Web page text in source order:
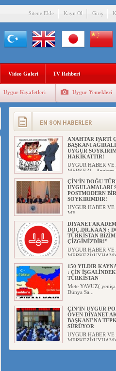
Sitene Ekle Kayıt Ol Giriş
Video Galeri TV Rehberi
Uygur Kıyafetleri Uygur Yemekleri
EN SON HABERLER
ANAHTAR PARTİ
BAŞKANI
UYGUR
HAKİKATTIR!
UYGUR HABER VE
MERKEZİ Anahtar
ÇİN’İN DOĞU
UYGULAMALARI
POSTMODERN BİR
SOYKIRIMDIR!
UYGUR HABER VE
ME...
DİYANET
DOÇ.DR.KAAN :
TÜRKİSTAN
ÇİZGİMİZDİR!”
UYGUR HABER VE
MERKEZİ(UYHAM)
150 YILDIR
: ÇİN
TÜRKİSTAN
Mete YAVUZ(
Dünya Sa...
ÇİN’İN UYGUR
ÖVEN DİYANET
BAŞKANI’NA
SÜRÜYOR
UYGUR HABER VE
MERKEZİ(UYHAM)
MHP’DEN